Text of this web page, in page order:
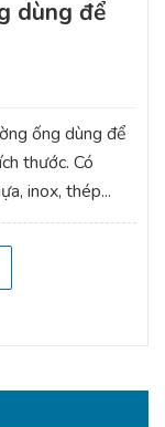
dùng để
ống dùng để
thước. Có
inox, thép...